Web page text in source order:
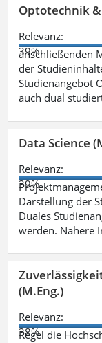
Optotechnik
Relevanz:
39%
anschließenden
der
Studienangebot
auch dual
Data Science
Relevanz:
39%
Darstellung der
Duales
werden. Nähere
(M.Eng.)
Relevanz:
38%
Regel die